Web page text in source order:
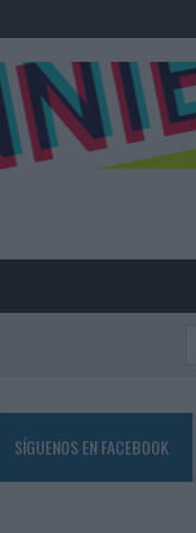
SÍGUENOS EN FACEBOOK